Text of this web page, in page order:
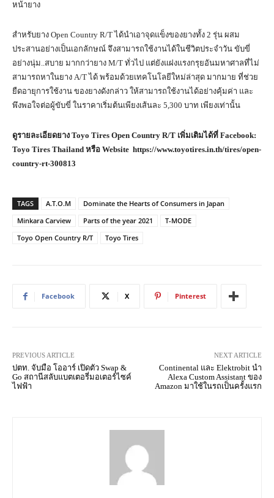
หน้ายาง
สำหรับยาง Open Country R/T ได้นำเอาจุดแข็งของยางทั้ง 2 รุ่น ผสม
ประสานอย่างเป็นเอกลักษณ์ จึงสามารถใช้งานได้ในชีวิตประจำวัน ขับขี่
อย่างนุ่ม..สบาย มากกว่ายาง M/T ทั่วไป แต่ยังแฝงแรงกรุยอันมหาศาลที่ไม่
สามารถหาในยาง A/T ได้ พร้อมด้วยเทคโนโลยีใหม่ล่าสุด มากมาย ที่ช่วย
ยืดอายุการใช้งาน ของยางดังกล่าว ให้สามารถใช้งานได้อย่างคุ้มค่า และ
พึงพอใจต่อผู้ขับขี่ ในราคาเริ่มต้นเพียงเส้นละ 5,300 บาท เพียงเท่านั้น
ดูรายละเอียดยาง Toyo Tires Open Country R/T เพิ่มเติมได้ที่ Facebook:
Toyo Tires Thailand หรือ Website https://www.toyotires.in.th/tires/open-
country-rt-300813
TAGS A.T.O.M
Dominate the Hearts of Consumers in Japan
Minkara Carview
Parts of the year 2021
T-MODE
Toyo Open Country R/T
Toyo Tires
Facebook X Pinterest
PREVIOUS ARTICLE
ปตท. จับมือ โออาร์ เปิดตัว Swap &
Go สถานีสลับแบตเตอรี่มอเตอร์ไซค์
ไฟฟ้า
NEXT ARTICLE
Continental และ Elektrobit นำ
Alexa Custom Assistant ของ
Amazon มาใช้ในรถเป็นครั้งแรก